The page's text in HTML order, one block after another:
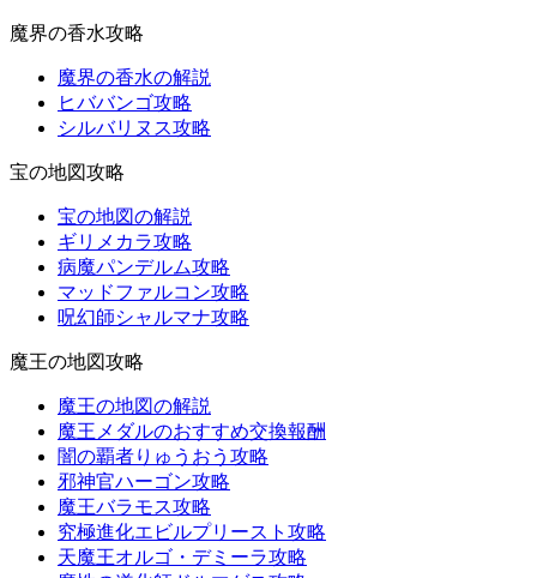
魔界の香水攻略
魔界の香水の解説
ヒババンゴ攻略
シルバリヌス攻略
宝の地図攻略
宝の地図の解説
ギリメカラ攻略
病魔パンデルム攻略
マッドファルコン攻略
呪幻師シャルマナ攻略
魔王の地図攻略
魔王の地図の解説
魔王メダルのおすすめ交換報酬
闇の覇者りゅうおう攻略
邪神官ハーゴン攻略
魔王バラモス攻略
究極進化エビルプリースト攻略
天魔王オルゴ・デミーラ攻略